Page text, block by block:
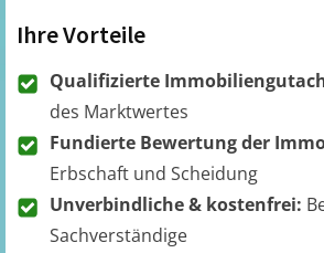
Ihre Vorteile
Qualifizierte
des Marktwertes
Fundierte Bewertung der
Erbschaft und Scheidung
Unverbindliche & kostenfrei:
Sachverständige